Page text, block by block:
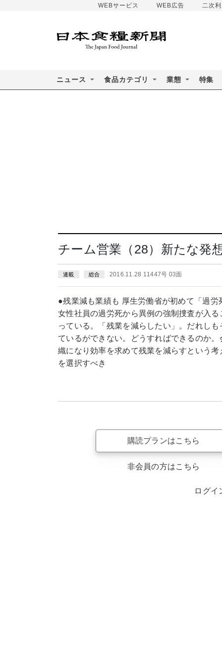
WEBサービス WEB広告 二次
ニュース 食品カテゴリ 業態 特集
チーム営業（28）新たな発
連載 総合 2016.11.28 11447号 03面
●残業減も業績も 厚生労働省が初めて「過
女性社員の過労死から異例の強制捜査が入
っている。「残業を減らしたい」。だれし
ているができない。どうすればできるのか
織になり効率を求めて残業を減らすという
を選択すべき
購読プランはこちら
非会員の方はこちら
ログイ